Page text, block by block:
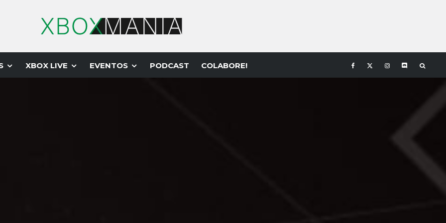
XBOX LIVE EVENTOS PODCAST COLABORE!